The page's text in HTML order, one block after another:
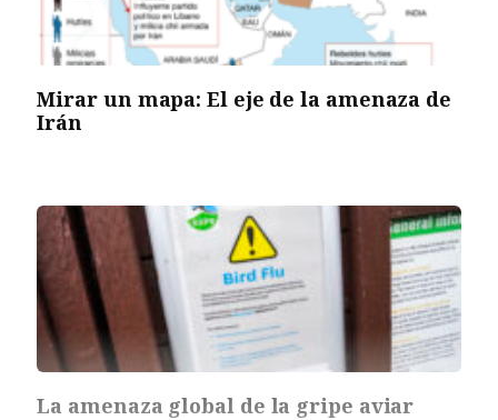
Mirar un mapa: El eje de la amenaza de
Irán
La amenaza global de la gripe aviar